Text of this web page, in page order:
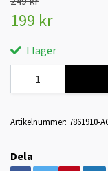
199 kr
I lager
Artikelnummer: 7861910-
Dela